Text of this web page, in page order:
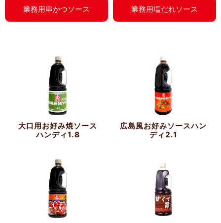
業務用串かつソース 業務用塩だれソース
大口用お好み焼ソース
ハンディ1.8
広島風お好みソースハン
ディ2.1